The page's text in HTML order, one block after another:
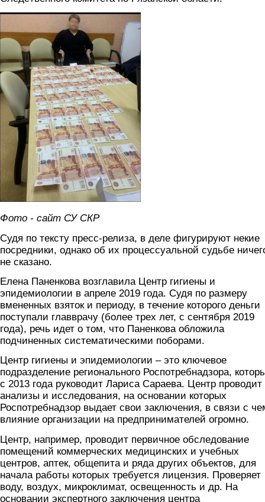
Фото - сайт СУ СКР
Судя по тексту пресс-релиза, в деле фигурируют некие
посредники, однако об их процессуальной судьбе
не сказано.
Елена Паненкова возглавила Центр гигиены и
эпидемиологии в апреле 2019 года. Судя по размеру
вмененных взяток и периоду, в течение которого деньги
поступали главврачу (более трех лет, с сентября 2019
года), речь идет о том, что Паненкова обложила
подчиненных систематическими поборами.
Центр гигиены и эпидемиологии – это ключевое
подразделение регионального Роспотребнадзора,
с 2013 года руководит Лариса Сараева. Центр проводит
анализы и исследования, на основании которых
Роспотребнадзор выдает свои заключения, в связи с
влияние организации на предпринимателей огромно.
Центр, например, проводит первичное обследование
помещений коммерческих медицинских и учебных
центров, аптек, общепита и ряда других объектов, для
начала работы которых требуется лицензия. Проверяет
воду, воздух, микроклимат, освещенность и др. На
основании экспертного заключения центра